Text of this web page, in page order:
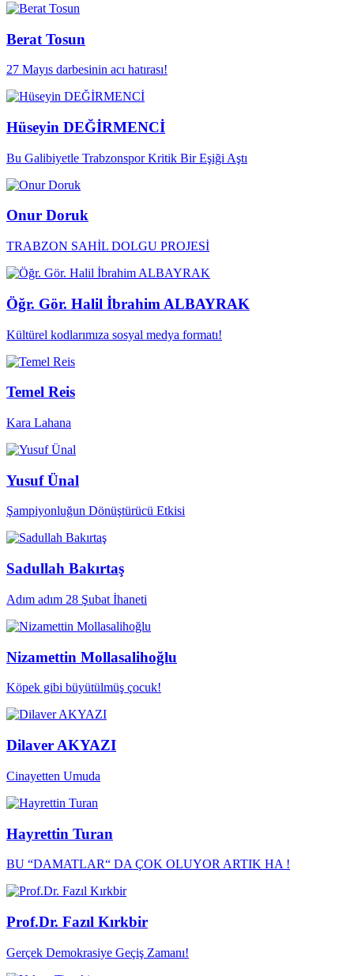
Berat Tosun
27 Mayıs darbesinin acı hatırası!
Hüseyin DEĞİRMENCİ
Bu Galibiyetle Trabzonspor Kritik Bir Eşiği Aştı
Onur Doruk
TRABZON SAHİL DOLGU PROJESİ
Öğr. Gör. Halil İbrahim ALBAYRAK
Kültürel kodlarımıza sosyal medya formatı!
Temel Reis
Kara Lahana
Yusuf Ünal
Şampiyonluğun Dönüştürücü Etkisi
Sadullah Bakırtaş
Adım adım 28 Şubat İhaneti
Nizamettin Mollasalihoğlu
Köpek gibi büyütülmüş çocuk!
Dilaver AKYAZI
Cinayetten Umuda
Hayrettin Turan
BU “DAMATLAR“ DA ÇOK OLUYOR ARTIK HA !
Prof.Dr. Fazıl Kırkbir
Gerçek Demokrasiye Geçiş Zamanı!